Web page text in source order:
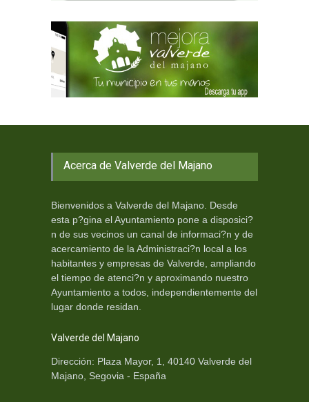
Acerca de Valverde del Majano
Bienvenidos a Valverde del Majano. Desde
esta p?gina el Ayuntamiento pone a disposici?
n de sus vecinos un canal de informaci?n y de
acercamiento de la Administraci?n local a los
habitantes y empresas de Valverde, ampliando
el tiempo de atenci?n y aproximando nuestro
Ayuntamiento a todos, independientemente del
lugar donde residan.
Valverde del Majano
Dirección: Plaza Mayor, 1, 40140 Valverde del
Majano, Segovia - España